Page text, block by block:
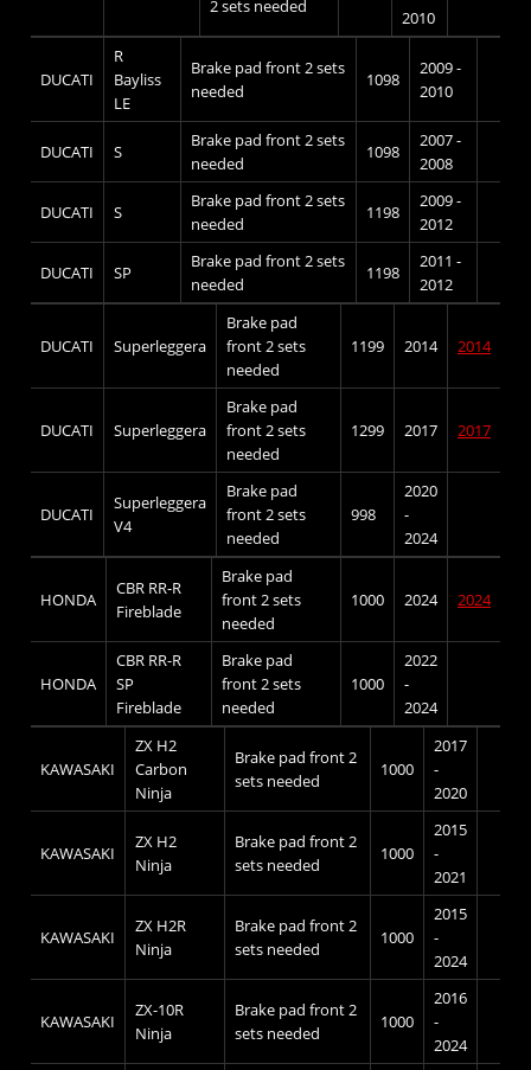
2 sets needed
2010
DUCATI
R
Bayliss
LE
Brake pad front 2 sets
needed
1098
2009 -
2010
DUCATI S
Brake pad front 2 sets
needed
1098
2007 -
2008
DUCATI S
Brake pad front 2 sets
needed
1198
2009 -
2012
DUCATI SP
Brake pad front 2 sets
needed
1198
2011 -
2012
DUCATI Superleggera
Brake pad
front 2 sets
needed
1199 2014 2014
DUCATI Superleggera
Brake pad
front 2 sets
needed
1299 2017 2017
DUCATI
Superleggera
V4
Brake pad
front 2 sets
needed
998
2020
-
2024
HONDA
CBR RR-R
Fireblade
Brake pad
front 2 sets
needed
1000 2024 2024
HONDA
CBR RR-R
SP
Fireblade
Brake pad
front 2 sets
needed
1000
2022
-
2024
KAWASAKI
ZX H2
Carbon
Ninja
Brake pad front 2
sets needed
1000
2017
-
2020
KAWASAKI
ZX H2
Ninja
Brake pad front 2
sets needed
1000
2015
-
2021
KAWASAKI
ZX H2R
Ninja
Brake pad front 2
sets needed
1000
2015
-
2024
KAWASAKI
ZX-10R
Ninja
Brake pad front 2
sets needed
1000
2016
-
2024